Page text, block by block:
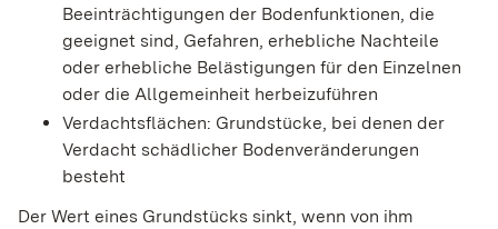
Beeinträchtigungen der Bodenfunktionen, die
geeignet sind, Gefahren, erhebliche Nachteile
oder erhebliche Belästigungen für den Einzelnen
oder die Allgemeinheit herbeizuführen
Verdachtsflächen: Grundstücke, bei denen der
Verdacht schädlicher Bodenveränderungen
besteht
Der Wert eines Grundstücks sinkt, wenn von ihm